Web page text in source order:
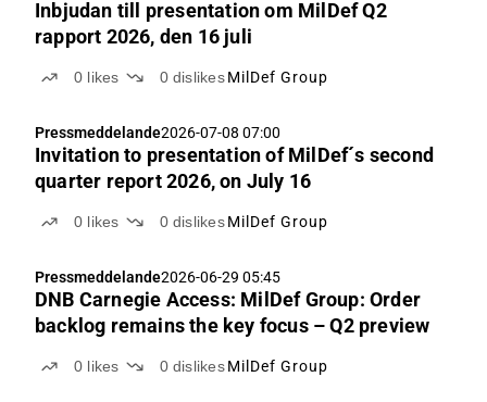
Inbjudan till presentation om MilDef Q2
rapport 2026, den 16 juli
0 likes 0 dislikes MilDef Group
Pressmeddelande2026-07-08 07:00
Invitation to presentation of MilDef´s second
quarter report 2026, on July 16
0 likes 0 dislikes MilDef Group
Pressmeddelande2026-06-29 05:45
DNB Carnegie Access: MilDef Group: Order
backlog remains the key focus – Q2 preview
0 likes 0 dislikes MilDef Group